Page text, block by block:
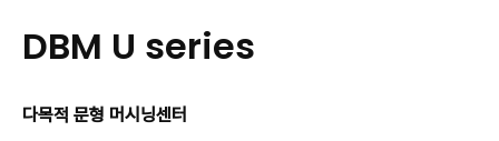
DBM U series
다목적 문형 머시닝센터